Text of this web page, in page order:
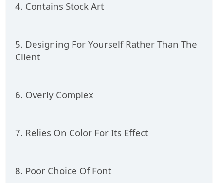
4. Contains Stock Art
5. Designing For Yourself Rather Than The
Client
6. Overly Complex
7. Relies On Color For Its Effect
8. Poor Choice Of Font